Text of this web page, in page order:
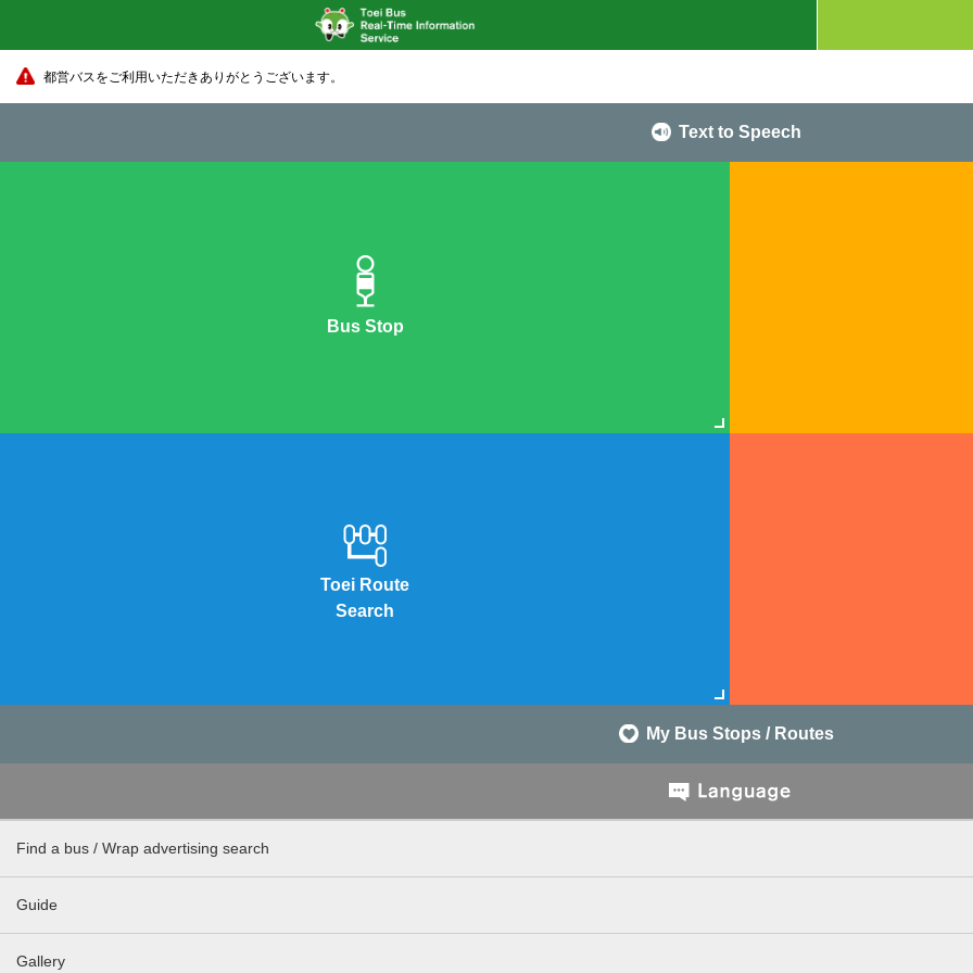
都営バスをご利用いただきありがとうございます。
Text to Speech
Bus Stop
Toei Route
Search
My Bus Stops / Routes
Find a bus / Wrap advertising search
Guide
Gallery